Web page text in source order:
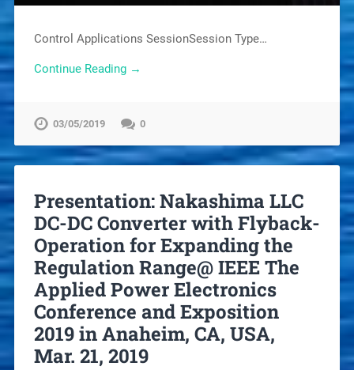
Control Applications SessionSession Type…
Continue Reading →
03/05/2019 0
Presentation: Nakashima LLC
DC-DC Converter with Flyback-
Operation for Expanding the
Regulation Range@ IEEE The
Applied Power Electronics
Conference and Exposition
2019 in Anaheim, CA, USA,
Mar. 21, 2019